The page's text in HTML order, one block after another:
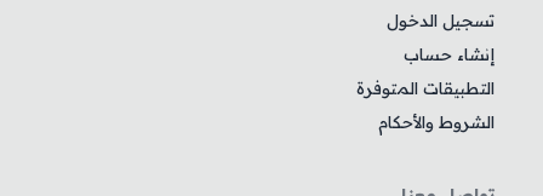
تسجيل الدخول
إنشاء حساب
التطبيقات المتوفرة
الشروط والأحكام